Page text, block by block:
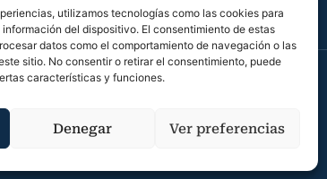
utilizamos tecnologías como las cookies para
del dispositivo. El consentimiento de estas
datos como el comportamiento de navegación o las
sitio. No consentir o retirar el consentimiento, puede
características y funciones.
Denegar Ver preferencias